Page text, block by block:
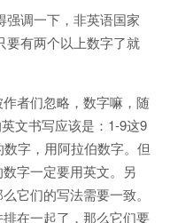
强调一下，非英语国家
要有两个以上数字了就
者们忽略，数字嘛，随
文书写应该是：1-9这9
字，用阿拉伯数字。但
字一定要用英文。另
它们的写法需要一致。
在一起了，那么它们要